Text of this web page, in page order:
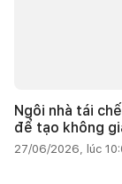
Ngôi nhà tái
để tạo không
27/06/2026, lúc